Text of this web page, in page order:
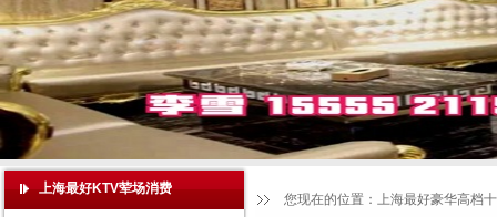
您现在的位置： 上海最好豪华高档
上海最好KTV荤场消费